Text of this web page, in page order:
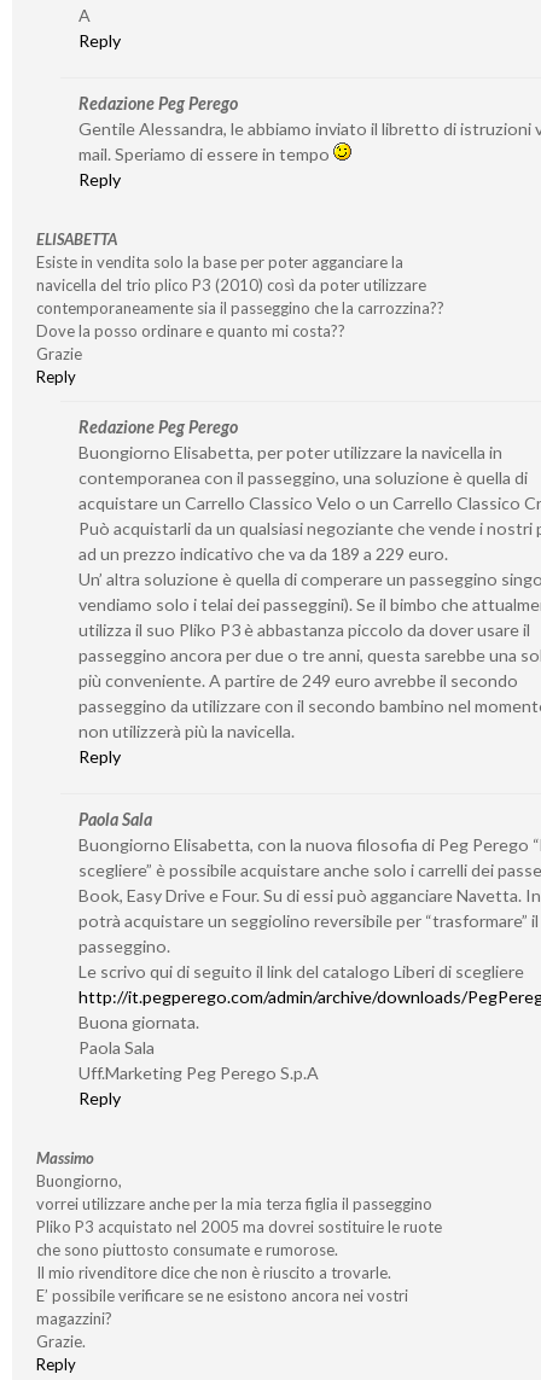
A
Reply
Redazione Peg Perego
Gentile Alessandra, le abbiamo inviato il libretto di istruzioni
mail. Speriamo di essere in tempo
Reply
ELISABETTA
Esiste in vendita solo la base per poter agganciare la
navicella del trio plico P3 (2010) così da poter utilizzare
contemporaneamente sia il passeggino che la carrozzina??
Dove la posso ordinare e quanto mi costa??
Grazie
Reply
Redazione Peg Perego
Buongiorno Elisabetta, per poter utilizzare la navicella in
contemporanea con il passeggino, una soluzione è quella di
acquistare un Carrello Classico Velo o un Carrello Classico
Può acquistarli da un qualsiasi negoziante che vende i
ad un prezzo indicativo che va da 189 a 229 euro.
Un’ altra soluzione è quella di comperare un passeggino
vendiamo solo i telai dei passeggini). Se il bimbo che
utilizza il suo Pliko P3 è abbastanza piccolo da dover usare il
passeggino ancora per due o tre anni, questa sarebbe una
più conveniente. A partire de 249 euro avrebbe il secondo
passeggino da utilizzare con il secondo bambino nel
non utilizzerà più la navicella.
Reply
Paola Sala
Buongiorno Elisabetta, con la nuova filosofia di Peg Perego
scegliere” è possibile acquistare anche solo i carrelli dei
Book, Easy Drive e Four. Su di essi può agganciare Navetta.
potrà acquistare un seggiolino reversibile per “trasformare”
passeggino.
Le scrivo qui di seguito il link del catalogo Liberi di scegliere
http://it.pegperego.com/admin/archive/downloads/
Buona giornata.
Paola Sala
Uff.Marketing Peg Perego S.p.A
Reply
Massimo
Buongiorno,
vorrei utilizzare anche per la mia terza figlia il passeggino
Pliko P3 acquistato nel 2005 ma dovrei sostituire le ruote
che sono piuttosto consumate e rumorose.
Il mio rivenditore dice che non è riuscito a trovarle.
E’ possibile verificare se ne esistono ancora nei vostri
magazzini?
Grazie.
Reply